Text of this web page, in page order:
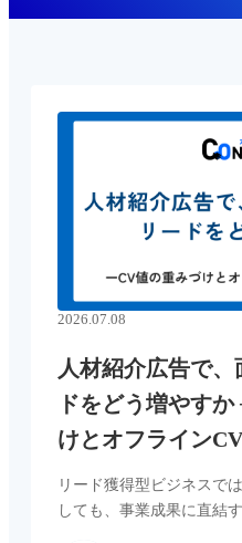
2026.07.08
人材紹介広告で
ドをどう増やす
けとオフライン
リード獲得型ビジネスで
しても、事業成果に直結